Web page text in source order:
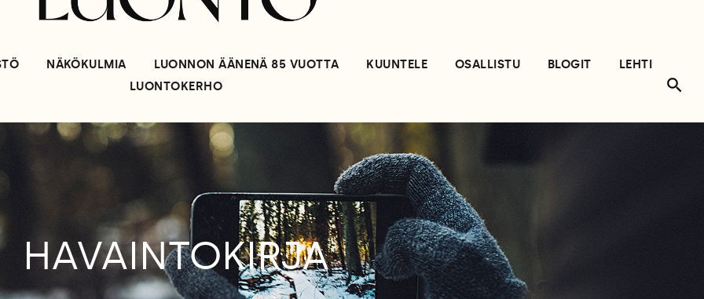
NÄKÖKULMIA LUONNON ÄÄNENÄ 85 VUOTTA KUUNTELE OSALLISTU BLOGIT
LEHTI
LUONTOKERHO
HAVAINTOKIRJA